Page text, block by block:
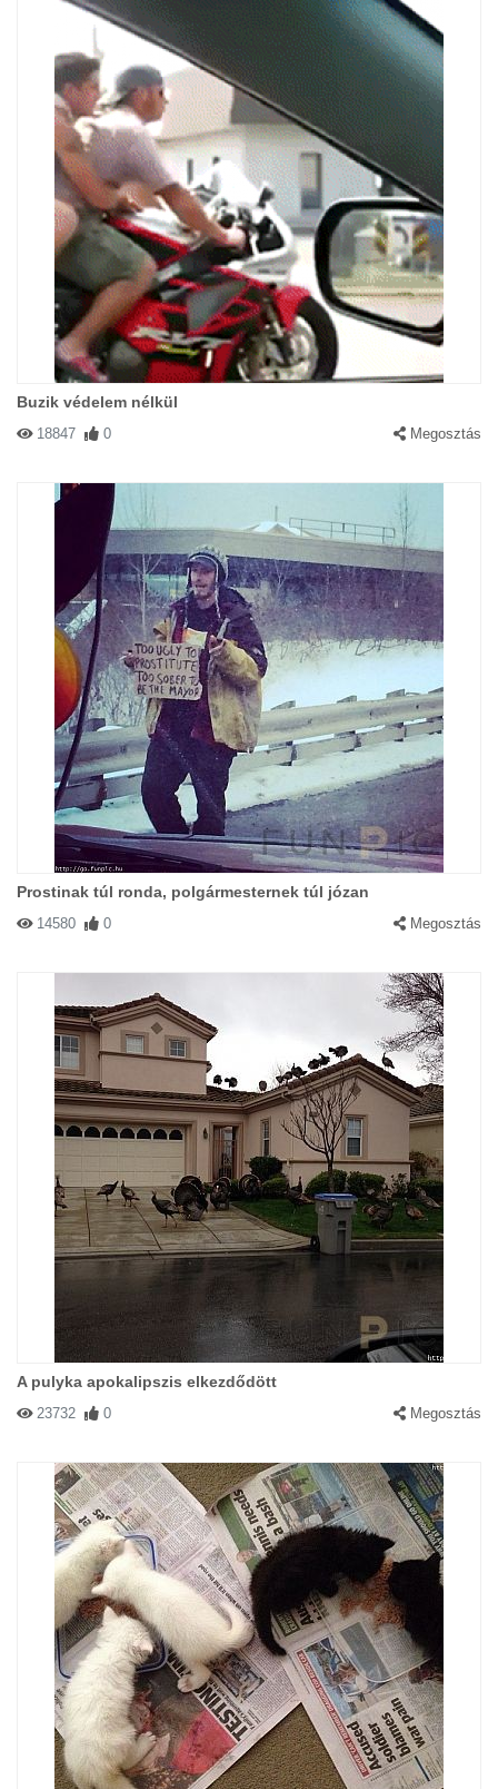
Buzik védelem nélkül
18847 0 Megosztás
Prostinak túl ronda, polgármesternek túl józan
14580 0 Megosztás
A pulyka apokalipszis elkezdődött
23732 0 Megosztás